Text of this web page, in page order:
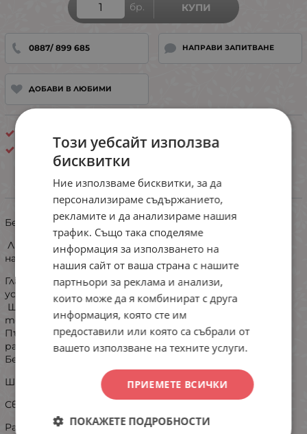
бр. КУПИ
0887/ 899 685 НАПРАВИ ЗАПИТВАНЕ
ДОБАВИ В ЛЮБИМИ
ИНФОРМАЦИЯ
Безшевно бюстие от рипсена материя.
Лазерно изрязване на ръбовете, бюстието остава
напълно незабележимо под плътно прилепнали дрехи.
Гладката материя и липсата на банели гарантират
усещане за свобода през целия ден.
Широки презрамки за оптимално разпределение на
тежестта. Регулиратсе,но не могат да се свалят.
Пълно покритие на чашките, подходящо за по-големи
размери.
Безшевна конструкция с лазерно рязани ръбове.
Широк подгъден колан, с тройно закопчаване.
Свалящи се подплънки.
Размер на чашка C/D
Този уебсайт използва
бисквитки
Ние използваме бисквитки, за да
персонализираме съдържанието,
рекламите и да анализираме нашия
трафик. Също така споделяме
информация за използването на
нашия сайт от ваша страна с нашите
партньори за реклама и анализи,
които може да я комбинират с друга
информация, която сте им
предоставили или която са събрали от
вашето използване на техните услуги.
ПРИЕМЕТЕ ВСИЧКИ
ПОКАЖЕТЕ ПОДРОБНОСТИ